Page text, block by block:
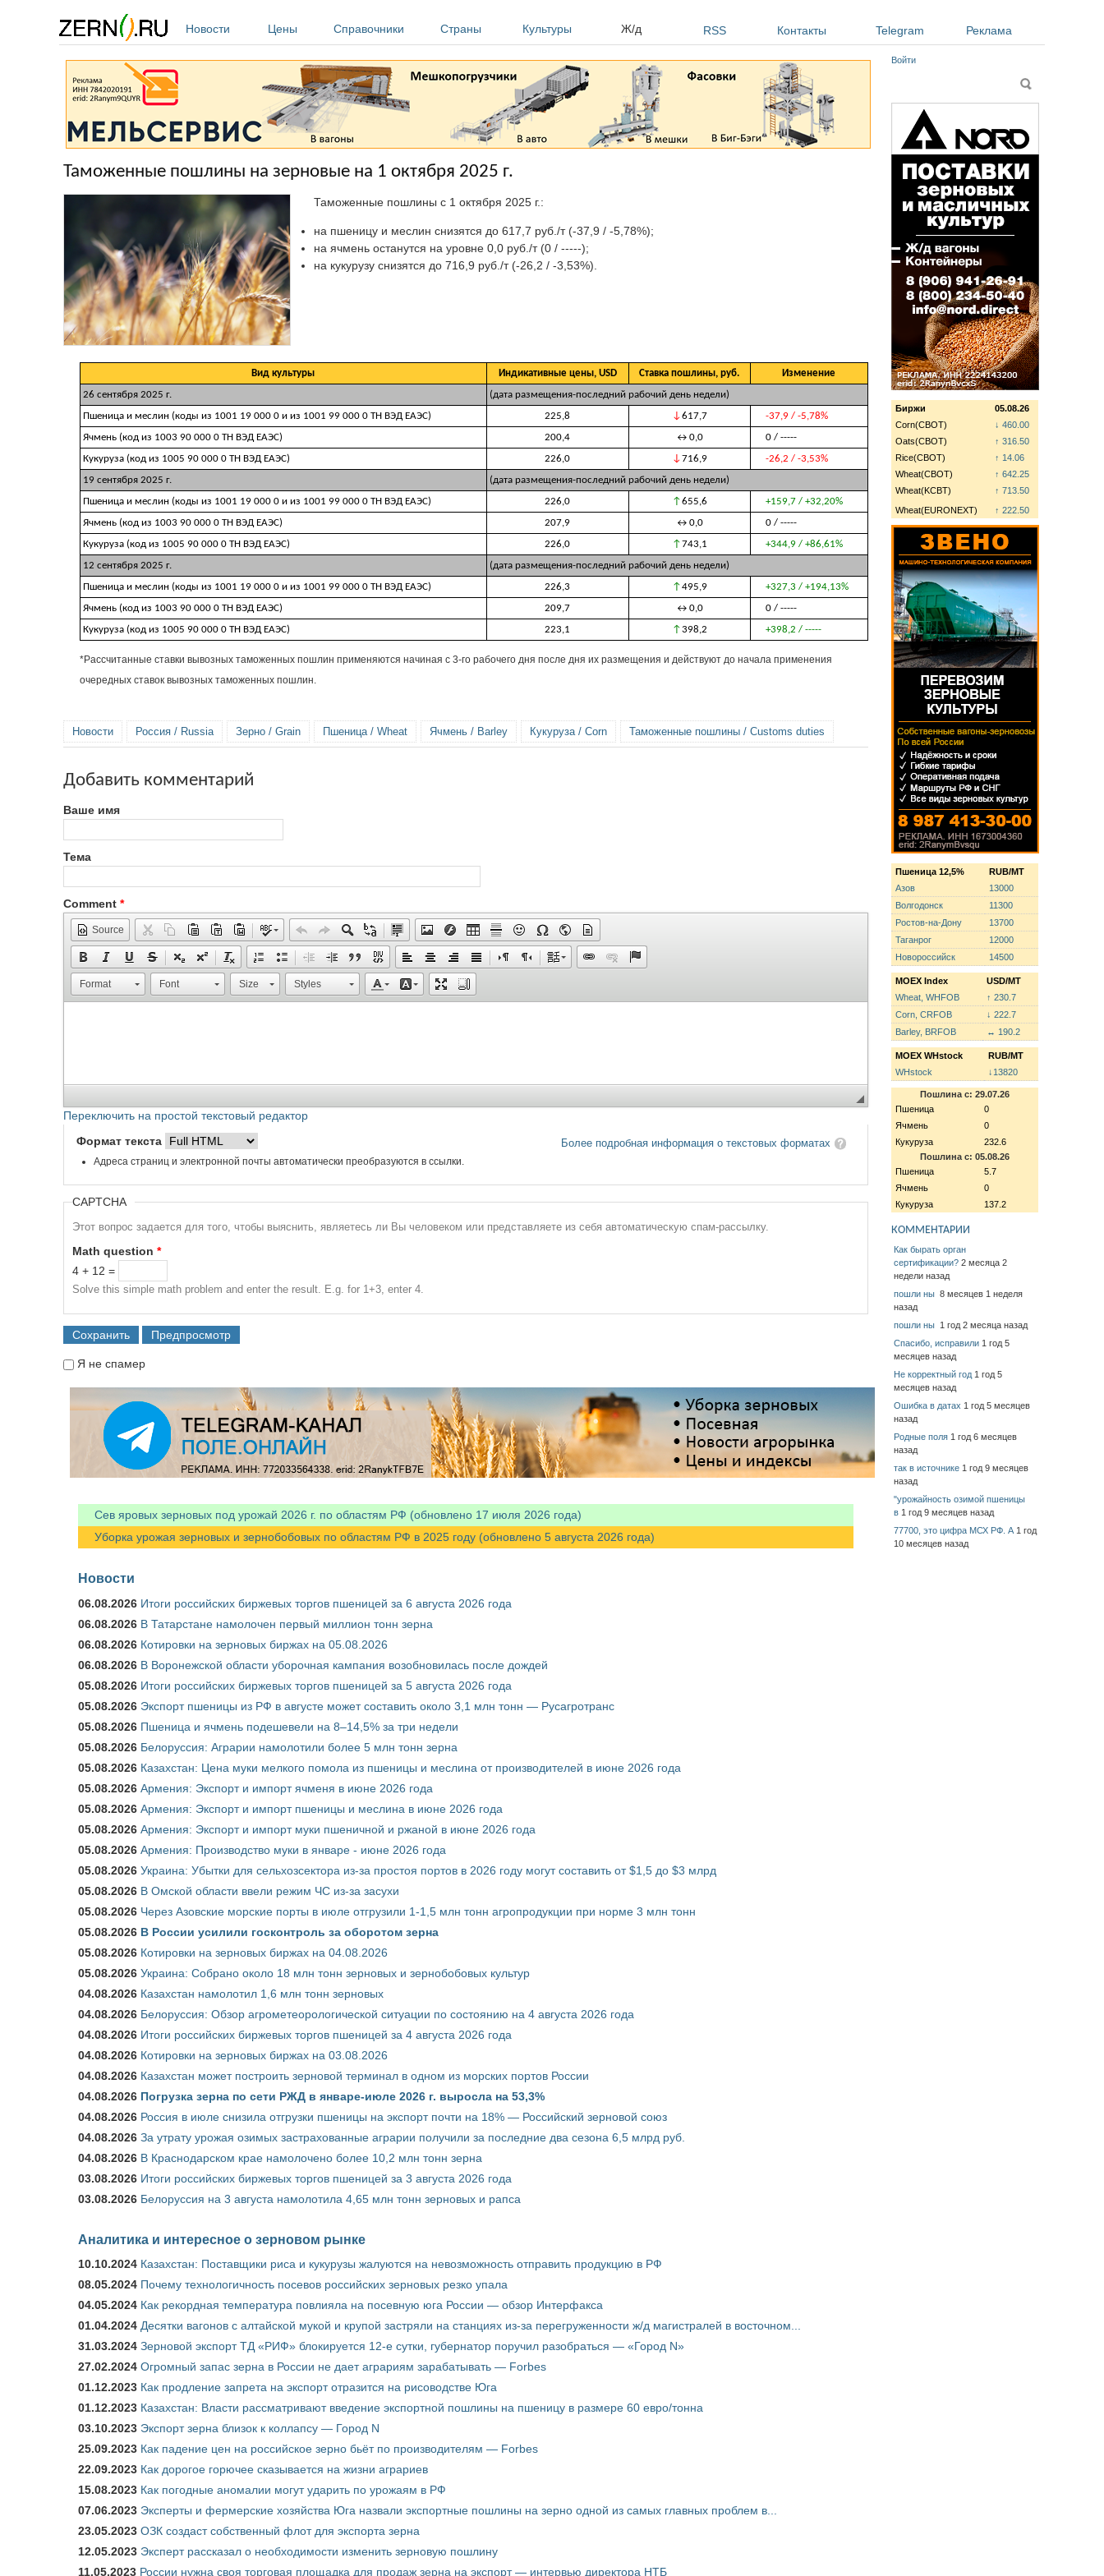
Новости
Цены Справочники Страны Культуры Ж/д RSS Контакты Telegram Реклама
Таможенные пошлины на зерновые на 1 октября 2025 г.
Таможенные пошлины c 1 октября 2025 г.:
на пшеницу и меслин снизятся до 617,7 руб./т (-37,9 / -5,78%);
на ячмень останутся на уровне 0,0 руб./т (0 / -----);
на кукурузу снизятся до 716,9 руб./т (-26,2 / -3,53%).
Вид культуры Индикативные цены, USD Ставка пошлины, руб.
Изменение
26 сентября 2025 г.
(дата размещения-последний рабочий день недели)
Пшеница и меслин (коды из 1001 19 000 0 и из 1001 99 000 0 ТН ВЭД ЕАЭС)
225,8 ↓ 617,7
-37,9 / -5,78%
Ячмень (код из 1003 90 000 0 ТН ВЭД ЕАЭС)
200,4 ↔0,0
0 / -----
Кукуруза (код из 1005 90 000 0 ТН ВЭД ЕАЭС)
226,0 ↓ 716,9
-26,2 / -3,53%
19 сентября 2025 г.
(дата размещения-последний рабочий день недели)
Пшеница и меслин (коды из 1001 19 000 0 и из 1001 99 000 0 ТН ВЭД ЕАЭС)
226,0 ↑ 655,6
+159,7 / +32,20%
Ячмень (код из 1003 90 000 0 ТН ВЭД ЕАЭС)
207,9 ↔0,0
0 / -----
Кукуруза (код из 1005 90 000 0 ТН ВЭД ЕАЭС)
226,0 ↑ 743,1
+344,9 / +86,61%
12 сентября 2025 г.
(дата размещения-последний рабочий день недели)
Пшеница и меслин (коды из 1001 19 000 0 и из 1001 99 000 0 ТН ВЭД ЕАЭС)
226,3 ↑ 495,9
+327,3 / +194,13%
Ячмень (код из 1003 90 000 0 ТН ВЭД ЕАЭС)
209,7 ↔0,0
0 / -----
Кукуруза (код из 1005 90 000 0 ТН ВЭД ЕАЭС)
223,1 ↑ 398,2 +398,2 / -----
*Рассчитанные ставки вывозных таможенных пошлин применяются начиная с 3-го рабочего дня после дня их размещения и действуют до начала применения
очередных ставок вывозных таможенных пошлин.
Новости Россия / Russia Зерно / Grain Пшеница / Wheat Ячмень / Barley Кукуруза / Corn Таможенные пошлины / Customs duties
Добавить комментарий
Ваше имя
Тема
Comment *
Source
Format Font Size Styles
Переключить на простой текстовый редактор
Более подробная информация о текстовых форматах
Формат текста
Адреса страниц и электронной почты автоматически преобразуются в ссылки.
CAPTCHA
Этот вопрос задается для того, чтобы выяснить, являетесь ли Вы человеком или представляете из себя автоматическую спам-рассылку.
Math question *
4 + 12 =
Solve this simple math problem and enter the result. E.g. for 1+3, enter 4.
Я не спамер
Сев яровых зерновых под урожай 2026 г. по областям РФ (обновлено 17 июля 2026 года)
Уборка урожая зерновых и зернобобовых по областям РФ в 2025 году (обновлено 5 августа 2026 года)
Новости
06.08.2026 Итоги российских биржевых торгов пшеницей за 6 августа 2026 года
06.08.2026 В Татарстане намолочен первый миллион тонн зерна
06.08.2026 Котировки на зерновых биржах на 05.08.2026
06.08.2026 В Воронежской области уборочная кампания возобновилась после дождей
05.08.2026 Итоги российских биржевых торгов пшеницей за 5 августа 2026 года
05.08.2026 Экспорт пшеницы из РФ в августе может составить около 3,1 млн тонн — Русагротранс
05.08.2026 Пшеница и ячмень подешевели на 8–14,5% за три недели
05.08.2026 Белоруссия: Аграрии намолотили более 5 млн тонн зерна
05.08.2026 Казахстан: Цена муки мелкого помола из пшеницы и меслина от производителей в июне 2026 года
05.08.2026 Армения: Экспорт и импорт ячменя в июне 2026 года
05.08.2026 Армения: Экспорт и импорт пшеницы и меслина в июне 2026 года
05.08.2026 Армения: Экспорт и импорт муки пшеничной и ржаной в июне 2026 года
05.08.2026 Армения: Производство муки в январе - июне 2026 года
05.08.2026 Украина: Убытки для сельхозсектора из-за простоя портов в 2026 году могут составить от $1,5 до $3 млрд
05.08.2026 В Омской области ввели режим ЧС из-за засухи
05.08.2026 Через Азовские морские порты в июле отгрузили 1-1,5 млн тонн агропродукции при норме 3 млн тонн
05.08.2026 В России усилили госконтроль за оборотом зерна
05.08.2026 Котировки на зерновых биржах на 04.08.2026
05.08.2026 Украина: Собрано около 18 млн тонн зерновых и зернобобовых культур
04.08.2026 Казахстан намолотил 1,6 млн тонн зерновых
04.08.2026 Белоруссия: Обзор агрометеорологической ситуации по состоянию на 4 августа 2026 года
04.08.2026 Итоги российских биржевых торгов пшеницей за 4 августа 2026 года
04.08.2026 Котировки на зерновых биржах на 03.08.2026
04.08.2026 Казахстан может построить зерновой терминал в одном из морских портов России
04.08.2026 Погрузка зерна по сети РЖД в январе-июле 2026 г. выросла на 53,3%
04.08.2026 Россия в июле снизила отгрузки пшеницы на экспорт почти на 18% — Российский зерновой союз
04.08.2026 За утрату урожая озимых застрахованные аграрии получили за последние два сезона 6,5 млрд руб.
04.08.2026 В Краснодарском крае намолочено более 10,2 млн тонн зерна
03.08.2026 Итоги российских биржевых торгов пшеницей за 3 августа 2026 года
03.08.2026 Белоруссия на 3 августа намолотила 4,65 млн тонн зерновых и рапса
Аналитика и интересное о зерновом рынке
10.10.2024 Казахстан: Поставщики риса и кукурузы жалуются на невозможность отправить продукцию в РФ
08.05.2024 Почему технологичность посевов российских зерновых резко упала
04.05.2024 Как рекордная температура повлияла на посевную юга России — обзор Интерфакса
01.04.2024 Десятки вагонов с алтайской мукой и крупой застряли на станциях из-за перегруженности ж/д магистралей в восточном...
31.03.2024 Зерновой экспорт ТД «РИФ» блокируется 12-е сутки, губернатор поручил разобраться — «Город N»
27.02.2024 Огромный запас зерна в России не дает аграриям зарабатывать — Forbes
01.12.2023 Как продление запрета на экспорт отразится на рисоводстве Юга
01.12.2023 Казахстан: Власти рассматривают введение экспортной пошлины на пшеницу в размере 60 евро/тонна
03.10.2023 Экспорт зерна близок к коллапсу — Город N
25.09.2023 Как падение цен на российское зерно бьёт по производителям — Forbes
22.09.2023 Как дорогое горючее сказывается на жизни аграриев
15.08.2023 Как погодные аномалии могут ударить по урожаям в РФ
07.06.2023 Эксперты и фермерские хозяйства Юга назвали экспортные пошлины на зерно одной из самых главных проблем в...
23.05.2023 ОЗК создаст собственный флот для экспорта зерна
12.05.2023 Эксперт рассказал о необходимости изменить зерновую пошлину
11.05.2023 России нужна своя торговая площадка для продаж зерна на экспорт — интервью директора НТБ
Войти
Поиск
Биржи
05.08.26
Corn(CBOT)
↓ 460.00
Oats(CBOT)
↑ 316.50
Rice(CBOT)
↑ 14.06
Wheat(CBOT)
↑ 642.25
Wheat(KCBT)
↑ 713.50
Wheat(EURONEXT)
↑ 222.50
Пшеница 12,5%
RUB/MT
Азов
13000
Волгодонск
11300
Ростов-на-Дону
13700
Таганрог
12000
Новороссийск
14500
MOEX Index
USD/MT
Wheat, WHFOB
↑ 230.7
Corn, CRFOB
↓ 222.7
Barley, BRFOB
↔ 190.2
MOEX WHstock
RUB/MT
WHstock
↓13820
Пошлина с: 29.07.26
Пшеница
0
Ячмень
0
Кукуруза
232.6
Пошлина с: 05.08.26
Пшеница
5.7
Ячмень
0
Кукуруза
137.2
КОММЕНТАРИИ
Как бырать орган
сертификации? 2 месяца 2
недели назад
пошли ны 8 месяцев 1 неделя
назад
пошли ны 1 год 2 месяца назад
Спасибо, исправили 1 год 5
месяцев назад
Не корректный год 1 год 5
месяцев назад
Ошибка в датах 1 год 5 месяцев
назад
Родные поля 1 год 6 месяцев
назад
так в источнике 1 год 9 месяцев
назад
"урожайность озимой пшеницы
в 1 год 9 месяцев назад
77700, это цифра МСХ РФ. А 1 год
10 месяцев назад